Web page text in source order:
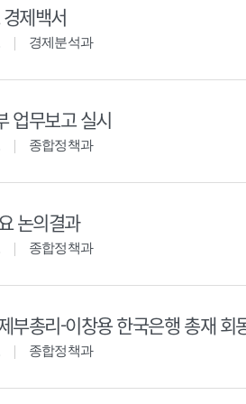
제백서
경제분석과
업무보고 실시
종합정책과
논의결과
종합정책과
부총리-이창용 한국은행 총재 회
종합정책과